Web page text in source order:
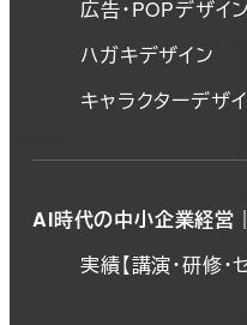
広告・POPデザイン
ハガキデザイン
キャラクターデザ
AI時代の中小企業経営
実績【講演・研修・